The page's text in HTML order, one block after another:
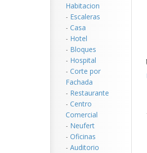
Habitacion
- Escaleras
- Casa
- Hotel
- Bloques
- Hospital
- Corte por
Fachada
- Restaurante
- Centro
Comercial
- Neufert
- Oficinas
- Auditorio